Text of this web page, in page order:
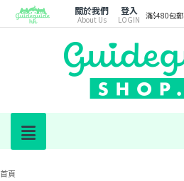
關於我們
About Us
登入
LOGIN 滿$480包郵
首頁